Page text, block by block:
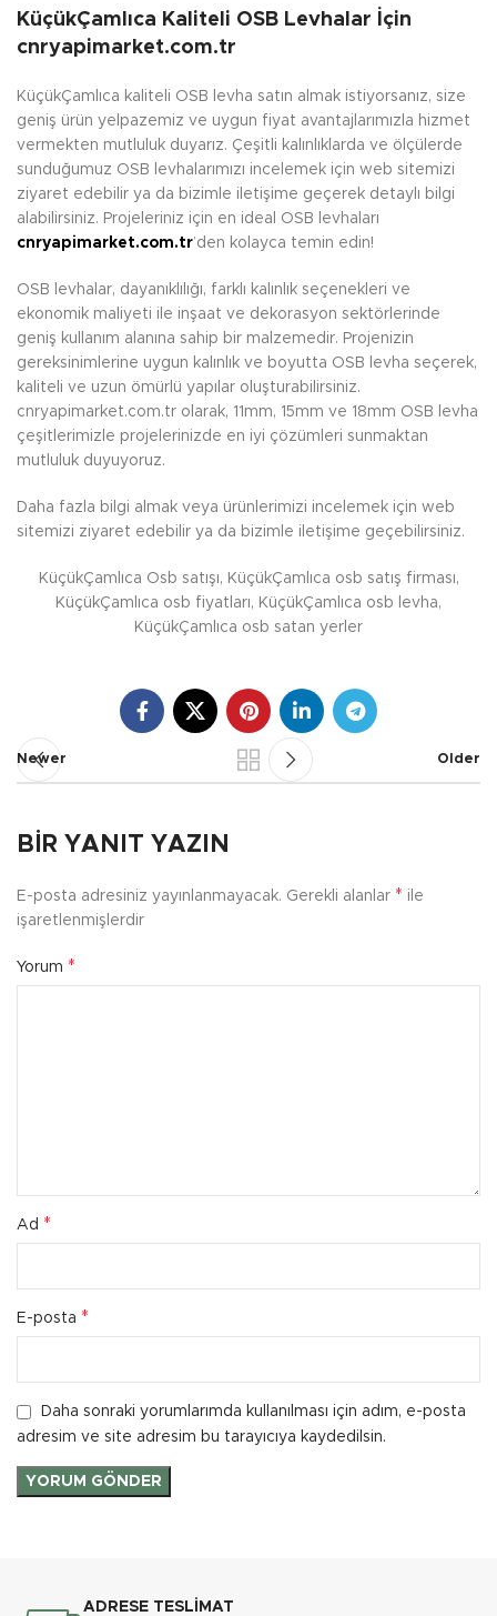
KüçükÇamlıca Kaliteli OSB Levhalar İçin
cnryapimarket.com.tr
KüçükÇamlıca kaliteli OSB levha satın almak istiyorsanız, size
geniş ürün yelpazemiz ve uygun fiyat avantajlarımızla hizmet
vermekten mutluluk duyarız. Çeşitli kalınlıklarda ve ölçülerde
sunduğumuz OSB levhalarımızı incelemek için web sitemizi
ziyaret edebilir ya da bizimle iletişime geçerek detaylı bilgi
alabilirsiniz. Projeleriniz için en ideal OSB levhaları
cnryapimarket.com.tr’den kolayca temin edin!
OSB levhalar, dayanıklılığı, farklı kalınlık seçenekleri ve
ekonomik maliyeti ile inşaat ve dekorasyon sektörlerinde
geniş kullanım alanına sahip bir malzemedir. Projenizin
gereksinimlerine uygun kalınlık ve boyutta OSB levha seçerek,
kaliteli ve uzun ömürlü yapılar oluşturabilirsiniz.
cnryapimarket.com.tr olarak, 11mm, 15mm ve 18mm OSB levha
çeşitlerimizle projelerinizde en iyi çözümleri sunmaktan
mutluluk duyuyoruz.
Daha fazla bilgi almak veya ürünlerimizi incelemek için web
sitemizi ziyaret edebilir ya da bizimle iletişime geçebilirsiniz.
KüçükÇamlıca Osb satışı, KüçükÇamlıca osb satış firması,
KüçükÇamlıca osb fiyatları, KüçükÇamlıca osb levha,
KüçükÇamlıca osb satan yerler
Newer Older
BIR YANIT YAZIN
E-posta adresiniz yayınlanmayacak. Gerekli alanlar * ile
işaretlenmişlerdir
Yorum *
Ad *
E-posta *
Daha sonraki yorumlarımda kullanılması için adım, e-posta
adresim ve site adresim bu tarayıcıya kaydedilsin.
ADRESE TESLİMAT